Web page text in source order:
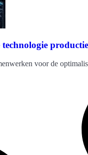
voor de